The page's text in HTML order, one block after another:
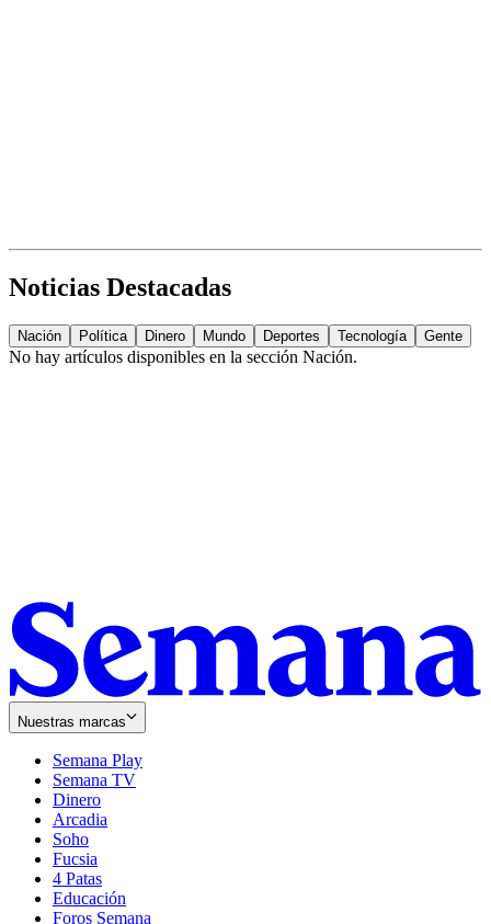
Noticias Destacadas
Nación Política Dinero Mundo Deportes Tecnología Gente
No hay artículos disponibles en la sección Nación.
Nuestras marcas
Semana Play
Semana TV
Dinero
Arcadia
Soho
in
new
window
Fucsia
in
new
window
4 Patas
Educación
Foros Semana